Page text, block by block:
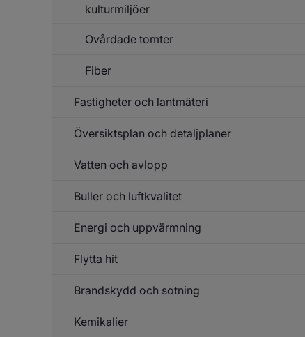
kulturmiljöer
Ovårdade tomter
Fiber
Fastigheter och lantmäteri
Översiktsplan och detaljplaner
Vatten och avlopp
Buller och luftkvalitet
Energi och uppvärmning
Flytta hit
Brandskydd och sotning
Kemikalier